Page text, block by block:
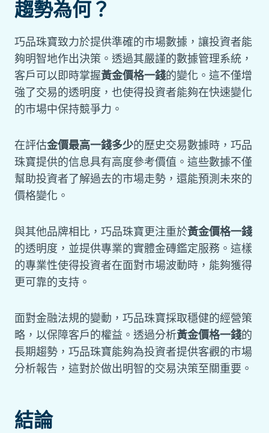
趨勢為何？
巧品珠寶致力於提供準確的市場數據，讓投資者能
夠明智地作出決策。透過其嚴謹的數據管理系統，
客戶可以即時掌握黃金價格一錢的變化。這不僅增
強了交易的透明度，也使得投資者能夠在快速變化
的市場中保持競爭力。
在評估金價最高一錢多少的歷史交易數據時，巧品
珠寶提供的信息具有高度參考價值。這些數據不僅
幫助投資者了解過去的市場走勢，還能預測未來的
價格變化。
與其他品牌相比，巧品珠寶更注重於黃金價格一錢
的透明度，並提供專業的實體金磚鑑定服務。這樣
的專業性使得投資者在面對市場波動時，能夠獲得
更可靠的支持。
面對金融法規的變動，巧品珠寶採取穩健的經營策
略，以保障客戶的權益。透過分析黃金價格一錢的
長期趨勢，巧品珠寶能夠為投資者提供客觀的市場
分析報告，這對於做出明智的交易決策至關重要。
結論